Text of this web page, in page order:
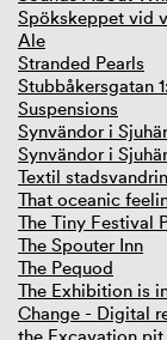
Spökskeppet vid
Ale
Stranded Pearls
Stubbåkersgatan
Suspensions
Synvändor i
Synvändor i
Textil
That oceanic
The Tiny Festival
The Spouter Inn
The Pequod
The Exhibition is
Change - Digital
the Excavation pit